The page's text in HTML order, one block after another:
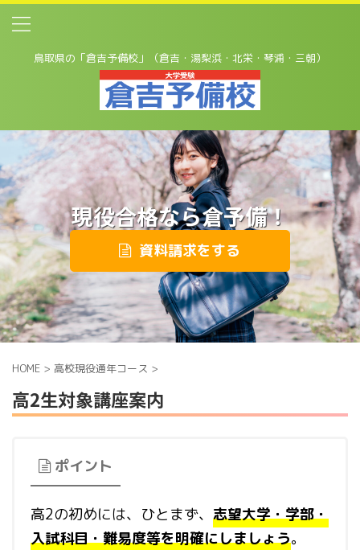
鳥取県の「倉吉予備校」（倉吉・湯梨浜・北栄・琴浦・三朝）
現役合格なら倉予備！
資料請求をする
HOME > 高校現役通年コース >
高2生対象講座案内
ポイント
高2の初めには、ひとまず、 志望大学・学部・
入試科目・難易度等を明確にしましょう。